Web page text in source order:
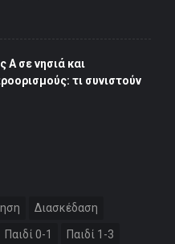
Α σε νησιά και
τι συνιστούν
Διασκέδαση
Παιδί 0-1 Παιδί 1-3